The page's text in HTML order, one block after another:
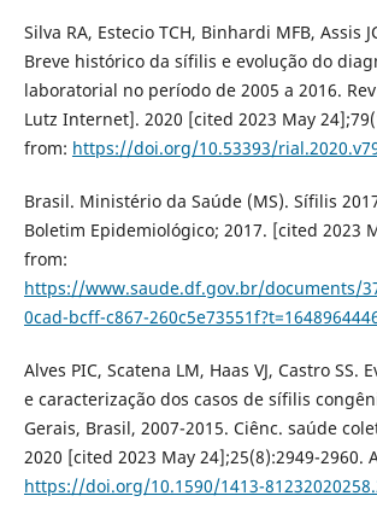
Silva RA, Estecio TCH, Binhardi MFB, Assis
Breve histórico da sífilis e evolução do
laboratorial no período de 2005 a 2016.
Lutz Internet]. 2020 [cited 2023 May
from: https://doi.org/10.53393/
Brasil. Ministério da Saúde (MS). Sífilis
Boletim Epidemiológico; 2017. [cited 2023
from:
https://www.saude.df.gov.br/documents/
0cad-bcff-c867-
Alves PIC, Scatena LM, Haas VJ, Castro SS.
e caracterização dos casos de sífilis
Gerais, Brasil, 2007-2015. Ciênc. saúde
2020 [cited 2023 May 24];25(8):2949-2960.
https://doi.org/10.1590/1413-